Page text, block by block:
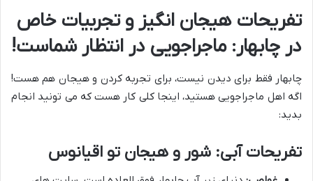
تفریحات هیجان انگیز و تجربیات خاص
در چابهار: ماجراجویی در انتظار شماست!
چابهار فقط برای دیدن نیست، برای تجربه کردن و هیجان هم هست!
اگه اهل ماجراجویی هستید، اینجا کلی کار هست که می تونید انجام
بدید:
تفریحات آبی: شور و هیجان تو اقیانوس